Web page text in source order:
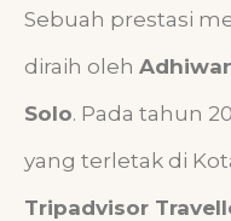
Sebuah prestasi
diraih oleh
Solo. Pada tahun
yang terletak di
Tripadvisor